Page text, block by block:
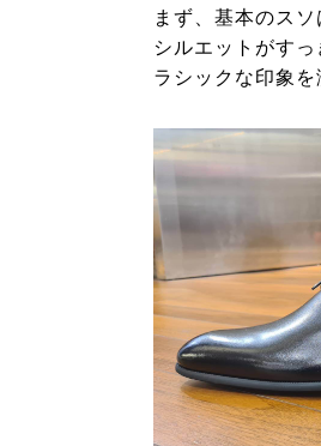
まず、基本のス
シルエットがす
ラシックな印象を